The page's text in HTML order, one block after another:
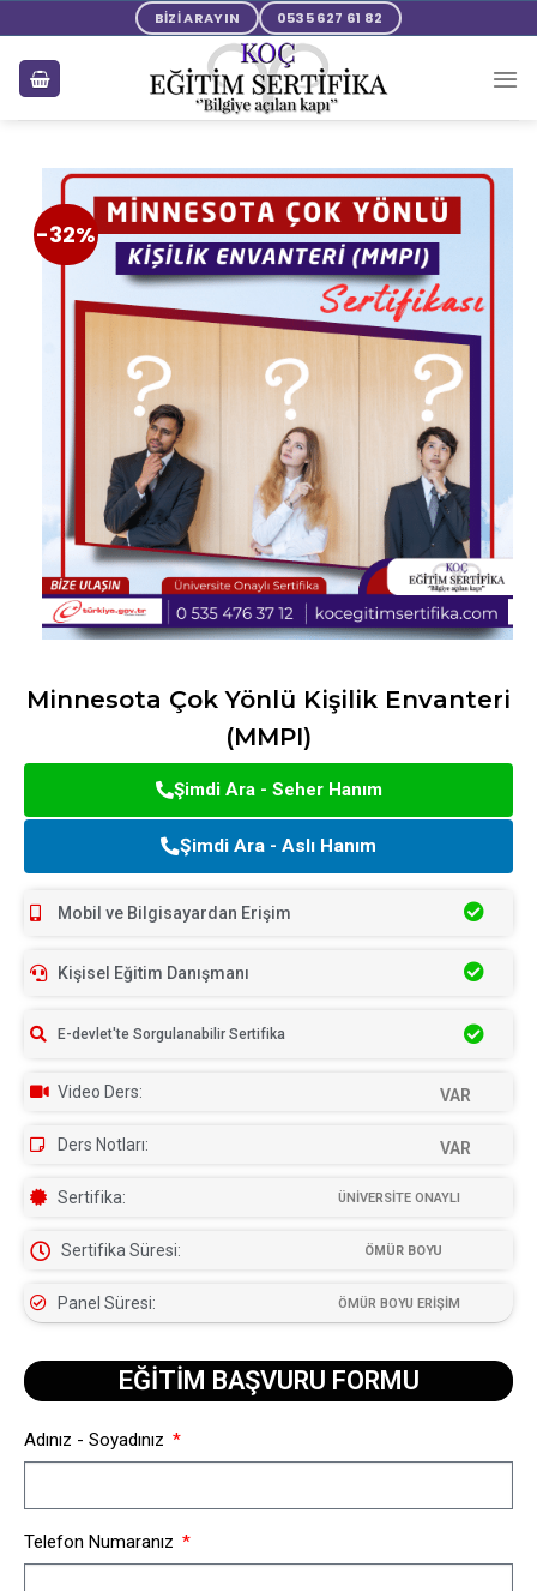
BİZİ ARAYIN 0535 627 61 82
-32%
Minnesota Çok Yönlü Kişilik Envanteri
(MMPI)
Şimdi Ara - Seher Hanım
Şimdi Ara - Aslı Hanım
Mobil ve Bilgisayardan Erişim
Kişisel Eğitim Danışmanı
E-devlet'te Sorgulanabilir Sertifika
Video Ders: VAR
Ders Notları: VAR
Sertifika: ÜNİVERSİTE ONAYLI
Sertifika Süresi: ÖMÜR BOYU
Panel Süresi: ÖMÜR BOYU ERİŞİM
EĞİTİM BAŞVURU FORMU​
Adınız - Soyadınız
Telefon Numaranız